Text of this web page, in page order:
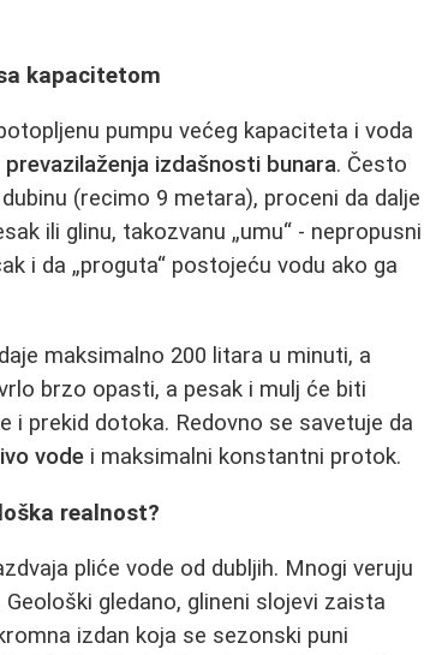
kapacitetom
pumpu većeg kapaciteta i voda
prevazilaženja izdašnosti bunara. Često
(recimo 9 metara), proceni da dalje
ili glinu, takozvanu „umu“ - nepropusni
i da „proguta“ postojeću vodu ako ga
maksimalno 200 litara u minuti, a
brzo opasti, a pesak i mulj će biti
prekid dotoka. Redovno se savetuje da
vode i maksimalni konstantni protok.
realnost?
pliće vode od dubljih. Mnogi veruju
gledano, glineni slojevi zaista
izdan koja se sezonski puni